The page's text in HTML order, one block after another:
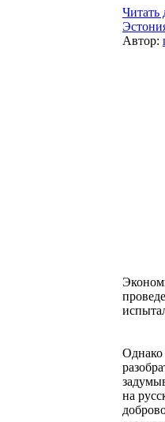
Читать
Автор:
Однако
на